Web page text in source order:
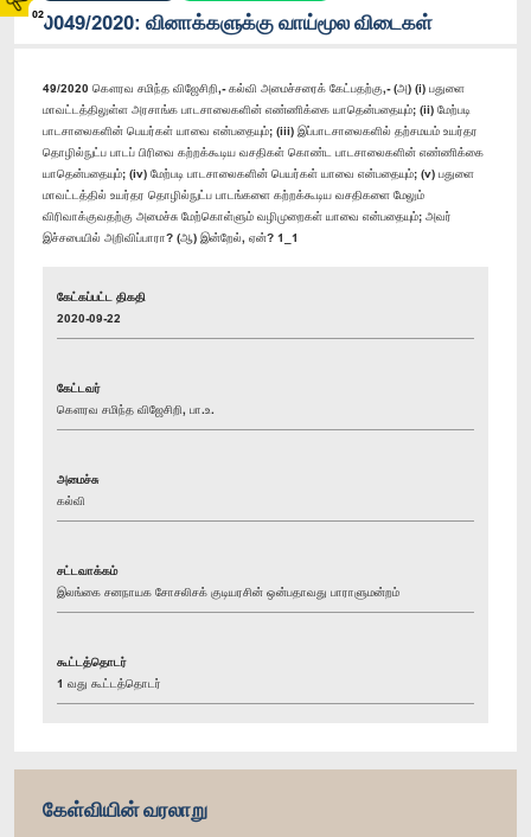
020049/2020: வினாக்களுக்கு வாய்மூல விடைகள்
49/2020 கௌரவ சமிந்த விஜேசிறி,- கல்வி அமைச்சரைக் கேட்பதற்கு,- (அ) (i) பதுளை
மாவட்டத்திலுள்ள அரசாங்க பாடசாலைகளின் எண்ணிக்கை யாதென்பதையும்; (ii) மேற்படி
பாடசாலைகளின் பெயர்கள் யாவை என்பதையும்; (iii) இப்பாடசாலைகளில் தற்சமயம் உயர்தர
தொழில்நுட்ப பாடப் பிரிவை கற்றக்கூடிய வசதிகள் கொண்ட பாடசாலைகளின் எண்ணிக்கை
யாதென்பதையும்; (iv) மேற்படி பாடசாலைகளின் பெயர்கள் யாவை என்பதையும்; (v) பதுளை
மாவட்டத்தில் உயர்தர தொழில்நுட்ப பாடங்களை கற்றக்கூடிய வசதிகளை மேலும்
விரிவாக்குவதற்கு அமைச்சு மேற்கொள்ளும் வழிமுறைகள் யாவை என்பதையும்; அவர்
இச்சபையில் அறிவிப்பாரா? (ஆ) இன்றேல், ஏன்? 1_1
கேட்கப்பட்ட திகதி
2020-09-22
கேட்டவர்
கௌரவ சமிந்த விஜேசிறி, பா.உ.
அமைச்சு
கல்வி
சட்டவாக்கம்
இலங்கை சனநாயக சோசலிசக் குடியரசின் ஒன்பதாவது பாராளுமன்றம்
கூட்டத்தொடர்
1 வது கூட்டத்தொடர்
கேள்வியின் வரலாறு